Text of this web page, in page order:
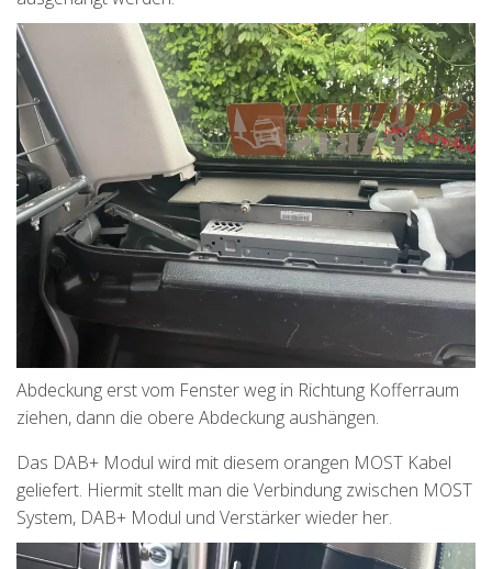
Abdeckung erst vom Fenster weg in Richtung Kofferraum
ziehen, dann die obere Abdeckung aushängen.
Das DAB+ Modul wird mit diesem orangen MOST Kabel
geliefert. Hiermit stellt man die Verbindung zwischen MOST
System, DAB+ Modul und Verstärker wieder her.